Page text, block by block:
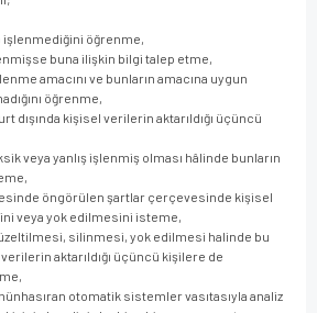
işlenmediğini öğrenme,
buna ilişkin bilgi talep etme,
amacını ve bunların amacına uygun
öğrenme,
dışında kişisel verilerin aktarıldığı üçüncü
veya yanlış işlenmiş olması hâlinde bunların
öngörülen şartlar çerçevesinde kişisel
veya yok edilmesini isteme,
silinmesi, yok edilmesi halinde bu
aktarıldığı üçüncü kişilere de
otomatik sistemler vasıtasıyla analiz